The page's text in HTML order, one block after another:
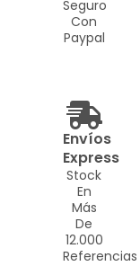
Seguro
Con
Paypal
Envíos
Express
Stock
En
Más
De
12.000
Referencias